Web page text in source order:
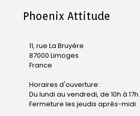
Phoenix Attitude
11, rue La Bruyère
87000 Limoges
France
Horaires d'ouverture :
Du lundi au vendredi, de 10h à 17h.
Fermeture les jeudis après-midi.